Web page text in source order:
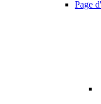
Page